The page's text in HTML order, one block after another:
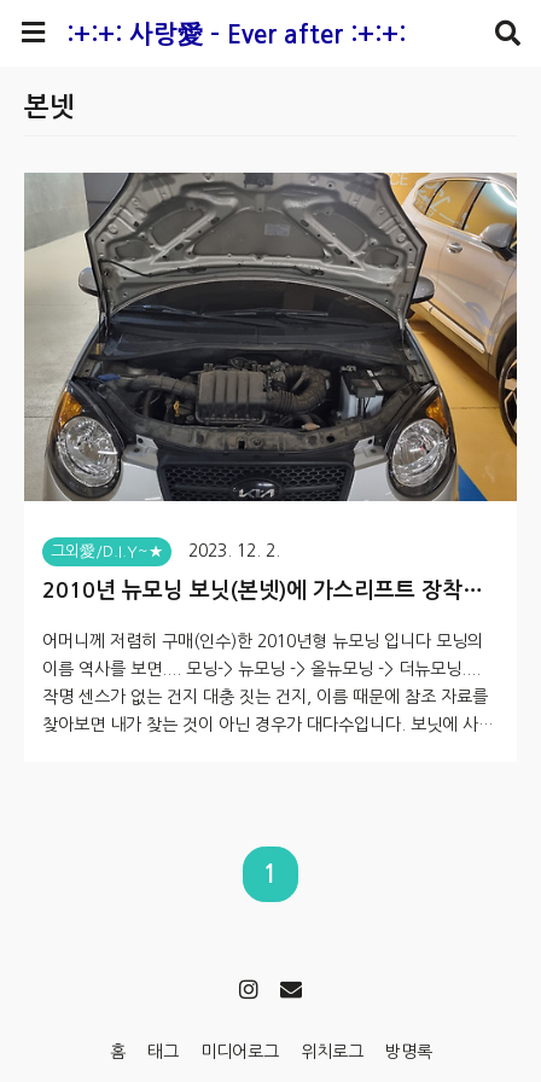
:+:+: 사랑愛 - Ever after :+:+:
본넷
그외愛/D.I.Y~★ 2023. 12. 2.
2010년 뉴모닝 보닛(본넷)에 가스리프트 장착하
어머니께 저렴히 구매(인수)한 2010년형 뉴모닝 입니다 모닝의
이름 역사를 보면.... 모닝-> 뉴모닝 -> 올뉴모닝 -> 더뉴모닝....
작명 센스가 없는 건지 대충 짓는 건지, 이름 때문에 참조 자료를
찾아보면 내가 찾는 것이 아닌 경우가 대다수입니다. 보닛에 사용
완료할 수 있습니다 만약 임팩트 렌치가 없다면(무선 전동 드릴이
라도 없다면) 조금 귀찮게 작업을 해야 합니다. 먼저 보닛을 열어
1
홈 태그 미디어로그 위치로그 방명록